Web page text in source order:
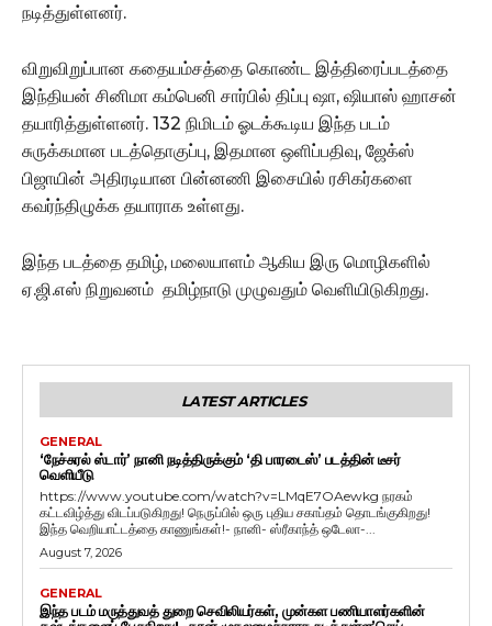
நடித்துள்ளனர்.
விறுவிறுப்பான கதையம்சத்தை கொண்ட இத்திரைப்படத்தை
இந்தியன் சினிமா கம்பெனி சார்பில் திப்பு ஷா, ஷியாஸ் ஹாசன்
தயாரித்துள்ளனர். 132 நிமிடம் ஓடக்கூடிய இந்த படம்
சுருக்கமான படத்தொகுப்பு, இதமான ஒளிப்பதிவு, ஜேக்ஸ்
பிஜாயின் அதிரடியான பின்னணி இசையில் ரசிகர்களை
கவர்ந்திழுக்க தயாராக உள்ளது.
இந்த படத்தை தமிழ், மலையாளம் ஆகிய இரு மொழிகளில்
ஏ.ஜி.எஸ் நிறுவனம் தமிழ்நாடு முழுவதும் வெளியிடுகிறது.
LATEST ARTICLES
GENERAL
‘நேச்சுரல் ஸ்டார்’ நானி நடித்திருக்கும் ‘தி பாரடைஸ்’ படத்தின் டீசர்
வெளியீடு
https://www.youtube.com/watch?v=LMqE7OAewkg நரகம்
கட்டவிழ்த்து விடப்படுகிறது! நெருப்பில் ஒரு புதிய சகாப்தம் தொடங்குகிறது!
இந்த வெறியாட்டத்தை காணுங்கள்!- நானி- ஸ்ரீகாந்த் ஒடேலா-...
August 7, 2026
GENERAL
இந்த படம் மருத்துவத் துறை செவிலியர்கள், முன்கள பணியாளர்களின்